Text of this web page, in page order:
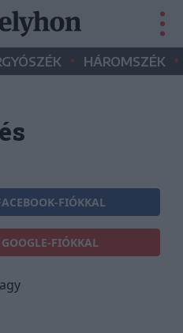
• HÁROMSZÉK •
FIÓKKAL
GOOGLE-FIÓKKAL